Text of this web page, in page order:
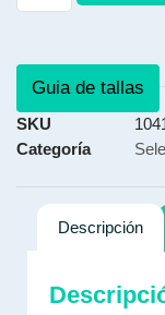
Guia de tallas
SKU
Categoría
Descripción